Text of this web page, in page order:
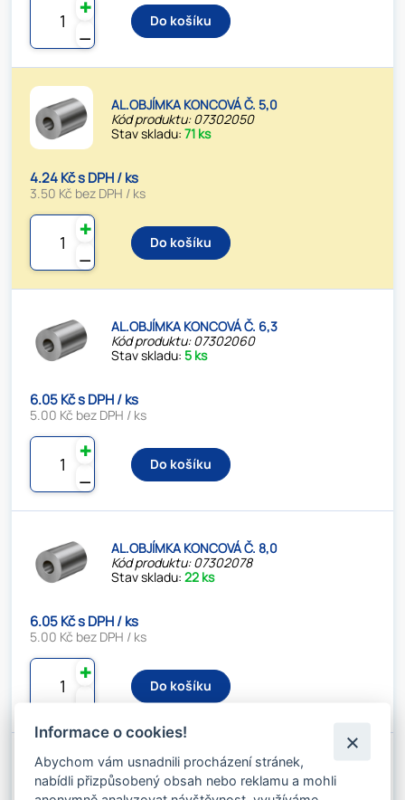
⚊
✚
Do košíku
AL.OBJÍMKA KONCOVÁ Č. 5,0
Kód produktu: 07302050
Stav skladu:71 ks
4.24 Kč s DPH / ks
3.50 Kč bez DPH / ks
⚊
✚
Do košíku
AL.OBJÍMKA KONCOVÁ Č. 6,3
Kód produktu: 07302060
Stav skladu:5 ks
6.05 Kč s DPH / ks
5.00 Kč bez DPH / ks
⚊
✚
Do košíku
AL.OBJÍMKA KONCOVÁ Č. 8,0
Kód produktu: 07302078
Stav skladu:22 ks
6.05 Kč s DPH / ks
5.00 Kč bez DPH / ks
✚
Do košíku
AL.KONCOVKA Č.8 / R
Kód produktu: 0730208
Informace o cookies!
Abychom vám usnadnili procházení stránek,
nabídli přizpůsobený obsah nebo reklamu a mohli